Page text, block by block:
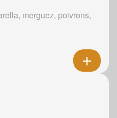
merguez, poivrons,